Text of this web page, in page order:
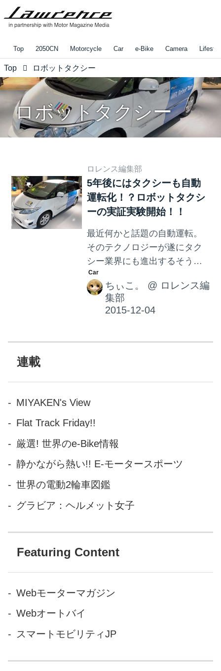
Top 2050CN Motorcycle Car e-Bike Camera
Top ロボットタクシー
ロボットタクシー
ロレンス編集部
5年後にはタクシーも自動
運転化！？ロボットタクシ
ーの実証実験開始！！
最近何かと話題の自動運転。
そのテクノロジーが遂にタク
シー業界にも進出するそうで
す。 こちらのタクシーのベー
ス車はトヨタ自動車のエステ
ィマ。 たとえばプライベート
の運転手のように、 携帯端末
なたがいる場所まで迎えにき
くれる。 また、あなたのこと
に、 移動中も快適に過ごせる
サービスを提供したり、 気分
してくれたりする。 そんな夢
のような移動体験を、ロボッ
手段よりももっと安価に、日
ちぃこ。 @ ロレンス編
集部
連載
MIYAKEN's View
Flat Track Friday!!
厳選! 世界のe-Bike情報
静かながら熱い!! E-モータースポーツ
世界の電動2輪車図鑑
グラビア：ヘルメット女子
Featuring Content
Webモーターマガジン
Webオートバイ
スマートモビリティJP